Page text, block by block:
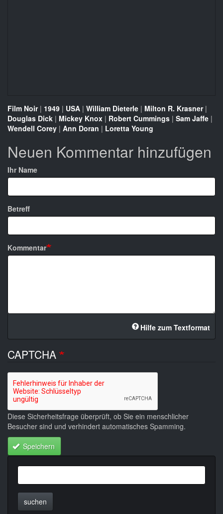
Film Noir| 1949 | USA | William Dieterle | Milton R. Krasner|
Douglas Dick | Mickey Knox | Robert Cummings | Sam Jaffe |
Wendell Corey | Ann Doran | Loretta Young
Neuen Kommentar hinzufügen
Ihr Name
Betreff
Kommentar
Hilfe zum Textformat
CAPTCHA
Diese Sicherheitsfrage überprüft, ob Sie ein menschlicher
Besucher sind und verhindert automatisches Spamming.
Speichern
suchen